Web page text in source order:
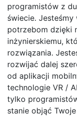
programistów z
świecie.
potrzebom dzięki
inżynierskiemu,
rozwiązania.
rozwijać dalej
od aplikacji
technologie VR /
tylko
stanie objąć Twoje